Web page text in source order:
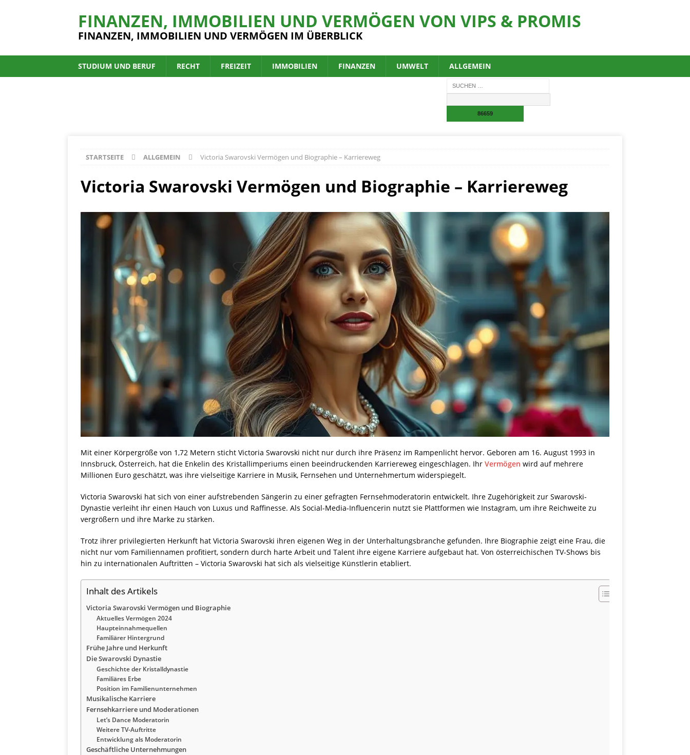
FINANZEN, IMMOBILIEN UND VERMÖGEN VON VIPS & PROMIS
FINANZEN, IMMOBILIEN UND VERMÖGEN IM ÜBERBLICK
STUDIUM UND BERUF RECHT FREIZEIT IMMOBILIEN FINANZEN UMWELT ALLGEMEIN
STARTSEITE ALLGEMEIN Victoria Swarovski Vermögen und Biographie – Karriereweg
Victoria Swarovski Vermögen und Biographie – Karriereweg
Mit einer Körpergröße von 1,72 Metern sticht Victoria Swarovski nicht nur durch ihre Präsenz im Rampenlicht hervor. Geboren am 16. August 1993 in
Innsbruck, Österreich, hat die Enkelin des Kristallimperiums einen beeindruckenden Karriereweg eingeschlagen. Ihr Vermögen wird auf mehrere
Millionen Euro geschätzt, was ihre vielseitige Karriere in Musik, Fernsehen und Unternehmertum widerspiegelt.
Victoria Swarovski hat sich von einer aufstrebenden Sängerin zu einer gefragten Fernsehmoderatorin entwickelt. Ihre Zugehörigkeit zur Swarovski-
Dynastie verleiht ihr einen Hauch von Luxus und Raffinesse. Als Social-Media-Influencerin nutzt sie Plattformen wie Instagram, um ihre Reichweite zu
vergrößern und ihre Marke zu stärken.
Trotz ihrer privilegierten Herkunft hat Victoria Swarovski ihren eigenen Weg in der Unterhaltungsbranche gefunden. Ihre Biographie zeigt eine Frau, die
nicht nur vom Familiennamen profitiert, sondern durch harte Arbeit und Talent ihre eigene Karriere aufgebaut hat. Von österreichischen TV-Shows bis
hin zu internationalen Auftritten – Victoria Swarovski hat sich als vielseitige Künstlerin etabliert.
Inhalt des Artikels
Victoria Swarovski Vermögen und Biographie
Aktuelles Vermögen 2024
Haupteinnahmequellen
Familiärer Hintergrund
Frühe Jahre und Herkunft
Die Swarovski Dynastie
Geschichte der Kristalldynastie
Familiäres Erbe
Position im Familienunternehmen
Musikalische Karriere
Fernsehkarriere und Moderationen
Let’s Dance Moderatorin
Weitere TV-Auftritte
Entwicklung als Moderatorin
Geschäftliche Unternehmungen